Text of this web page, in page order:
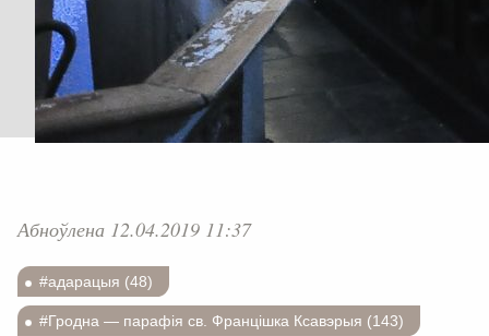
Абноўлена 12.04.2019 11:37
#адарацыя (48)
#Гродна — парафія св. Францішка Ксавэрыя (143)